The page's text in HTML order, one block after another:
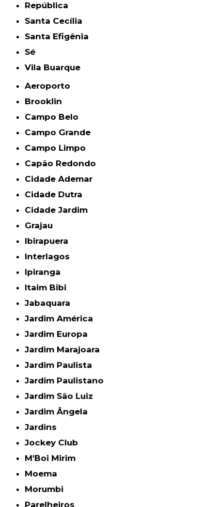
República
Santa Cecília
Santa Efigênia
Sé
Vila Buarque
Aeroporto
Brooklin
Campo Belo
Campo Grande
Campo Limpo
Capão Redondo
Cidade Ademar
Cidade Dutra
Cidade Jardim
Grajau
Ibirapuera
Interlagos
Ipiranga
Itaim Bibi
Jabaquara
Jardim América
Jardim Europa
Jardim Marajoara
Jardim Paulista
Jardim Paulistano
Jardim São Luiz
Jardim Ângela
Jardins
Jockey Club
M'Boi Mirim
Moema
Morumbi
Parelheiros